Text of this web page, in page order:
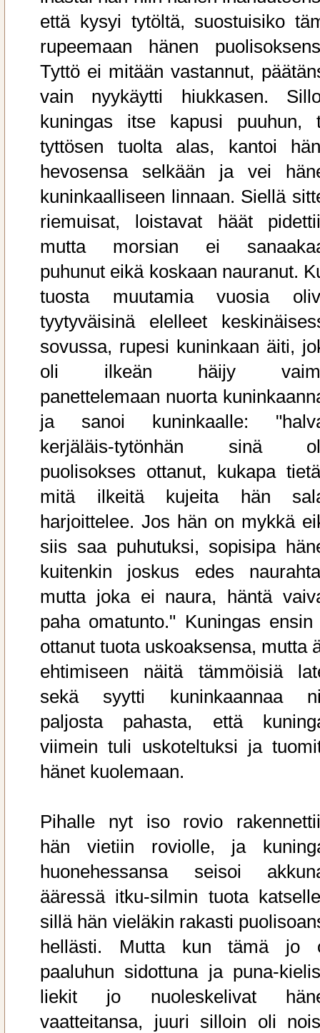
että kysyi tytöltä, suostuisiko
rupeemaan hänen
Tyttö ei mitään vastannut,
vain nyykäytti hiukkasen.
kuningas itse kapusi puuhun,
tyttösen tuolta alas, kantoi
hevosensa selkään ja vei
kuninkaalliseen linnaan. Siellä
riemuisat, loistavat häät
mutta morsian ei
puhunut eikä koskaan nauranut.
tuosta muutamia vuosia
tyytyväisinä elelleet
sovussa, rupesi kuninkaan äiti,
oli ilkeän häijy
panettelemaan nuorta
ja sanoi kuninkaalle:
kerjäläis-tytönhän sinä
puolisokses ottanut, kukapa
mitä ilkeitä kujeita hän
harjoittelee. Jos hän on mykkä
siis saa puhutuksi, sopisipa
kuitenkin joskus edes
mutta joka ei naura, häntä
paha omatunto." Kuningas ensin
ottanut tuota uskoaksensa, mutta
ehtimiseen näitä tämmöisiä
sekä syytti kuninkaannaa
paljosta pahasta, että
viimein tuli uskoteltuksi ja
hänet kuolemaan.
Pihalle nyt iso rovio
hän vietiin roviolle, ja
huonehessansa seisoi
ääressä itku-silmin tuota
sillä hän vieläkin rakasti
hellästi. Mutta kun tämä jo
paaluhun sidottuna ja puna-
liekit jo nuoleskelivat
vaatteitansa, juuri silloin oli